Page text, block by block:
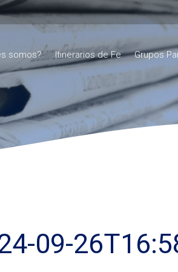
somos? Itinerarios de Fe Grupos
09-